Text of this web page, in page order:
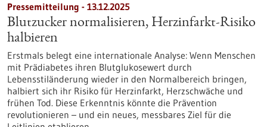
Pressemitteilung - 13.12.2025
Blutzucker normalisieren, Herzinfarkt-Risiko
halbieren
Erstmals belegt eine internationale Analyse: Wenn Menschen
mit Prädiabetes ihren Blutglukosewert durch
Lebensstiländerung wieder in den Normalbereich bringen,
halbiert sich ihr Risiko für Herzinfarkt, Herzschwäche und
frühen Tod. Diese Erkenntnis könnte die Prävention
revolutionieren – und ein neues, messbares Ziel für die